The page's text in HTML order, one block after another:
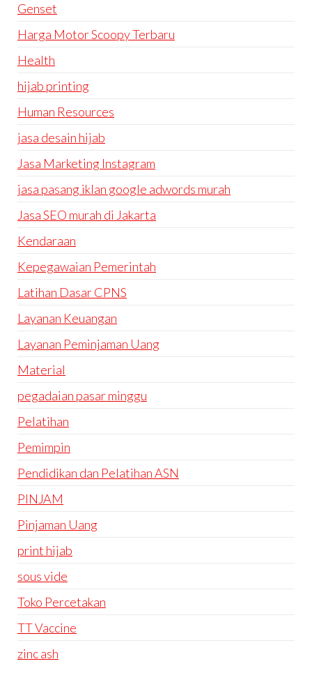
Genset
Harga Motor Scoopy Terbaru
Health
hijab printing
Human Resources
jasa desain hijab
Jasa Marketing Instagram
jasa pasang iklan google adwords murah
Jasa SEO murah di Jakarta
Kendaraan
Kepegawaian Pemerintah
Latihan Dasar CPNS
Layanan Keuangan
Layanan Peminjaman Uang
Material
pegadaian pasar minggu
Pelatihan
Pemimpin
Pendidikan dan Pelatihan ASN
PINJAM
Pinjaman Uang
print hijab
sous vide
Toko Percetakan
TT Vaccine
zinc ash